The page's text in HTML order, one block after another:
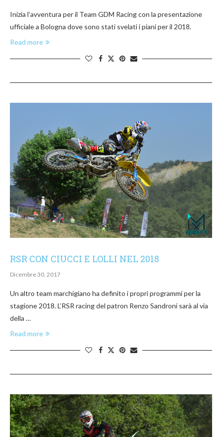
Inizia l’avventura per il Team GDM Racing con la presentazione
ufficiale a Bologna dove sono stati svelati i piani per il 2018.
Read more
RSR CON CIUCCI E LOLLI NEL 2018
Dicembre 30, 2017
Un altro team marchigiano ha definito i propri programmi per la
stagione 2018. L’RSR racing del patron Renzo Sandroni sarà al via
della …
Read more